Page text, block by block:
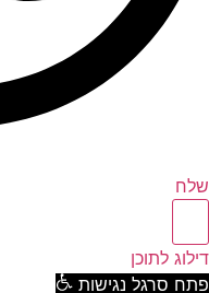
לתוכן
סרגל נגישות